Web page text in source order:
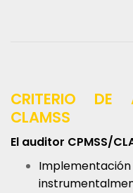
CRITERIO DE
CLAMSS
El auditor CPMSS/
Implementación